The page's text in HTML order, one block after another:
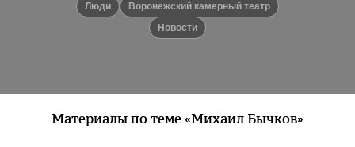
люди
Воронежский камерный театр
новости
Материалы по теме «Михаил Бычков»